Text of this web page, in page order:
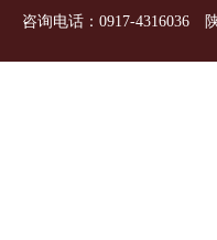
咨询电话：0917-4316036